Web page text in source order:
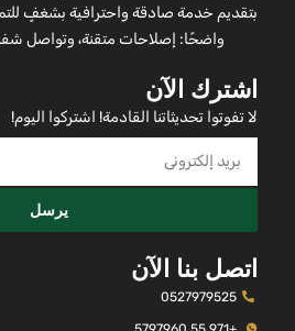
بتقديم خدمة صادقة واحترافية بشغفٍ
واضحًا: إصلاحات متقنة، وتواصل
اشترك الآن
لا تفوتوا تحديثاتنا القادمة! اشتركوا اليوم!
يرسل
اتصل بنا الآن
0527979525